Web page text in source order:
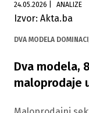
24.05.2026 ANALIZE
Izvor: Akta.ba
DVA MODELA
Dva modela,
maloprodaje